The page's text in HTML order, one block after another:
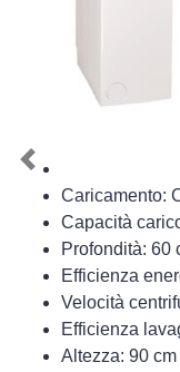
Caricamento:
Capacità
Profondità: 60
Efficienza
Velocità
Efficienza
Altezza: 90 cm
Previous